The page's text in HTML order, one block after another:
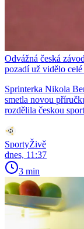
Odvážná česká
pozadí už vidělo
Sprinterka Nikola
smetla novou
rozdělila českou
SportyŽivě
dnes, 11:37
3 min